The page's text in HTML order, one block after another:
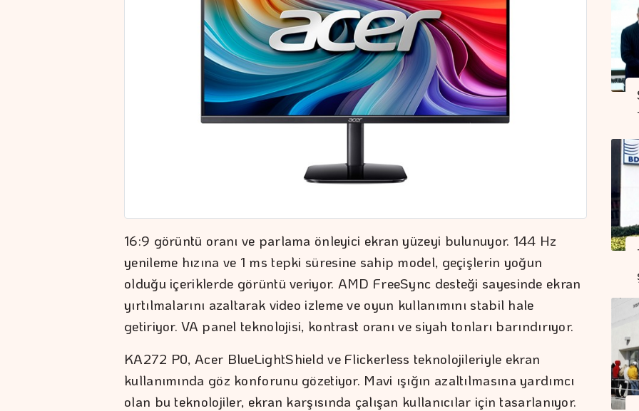
16:9 görüntü oranı ve parlama önleyici ekran yüzeyi bulunuyor. 144 Hz
yenileme hızına ve 1 ms tepki süresine sahip model, geçişlerin yoğun
olduğu içeriklerde görüntü veriyor. AMD FreeSync desteği sayesinde ekran
yırtılmalarını azaltarak video izleme ve oyun kullanımını stabil hale
getiriyor. VA panel teknolojisi, kontrast oranı ve siyah tonları barındırıyor.
KA272 P0, Acer BlueLightShield ve Flickerless teknolojileriyle ekran
kullanımında göz konforunu gözetiyor. Mavi ışığın azaltılmasına yardımcı
olan bu teknolojiler, ekran karşısında çalışan kullanıcılar için tasarlanıyor.